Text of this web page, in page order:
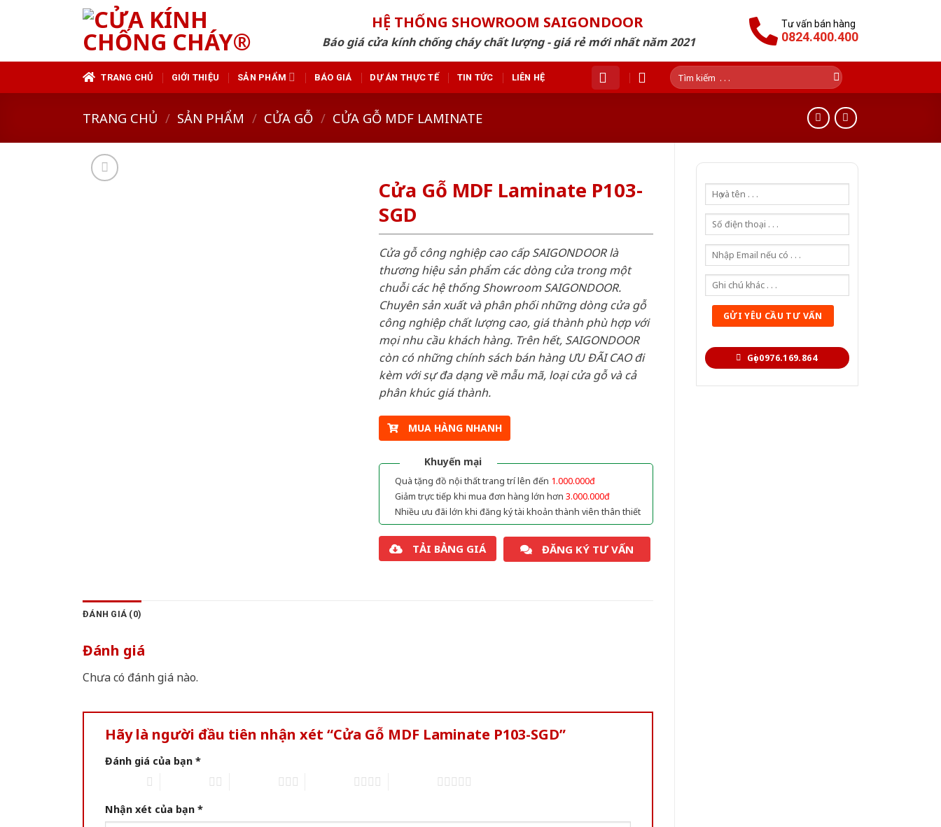
HỆ THỐNG SHOWROOM SAIGONDOOR
Báo giá cửa kính chống cháy chất lượng - giá rẻ mới nhất năm 2021
Tư vấn bán hàng
0824.400.400
TRANG CHỦ GIỚI THIỆU SẢN PHẨM BÁO GIÁ DỰ ÁN THỰC TẾ TIN TỨC LIÊN HỆ
Tìm
kiếm:
TRANG CHỦ / SẢN PHẨM / CỬA GỖ / CỬA GỖ MDF LAMINATE
Gọi 0976.169.864
Cửa Gỗ MDF Laminate P103-
SGD
Cửa gỗ công nghiệp cao cấp SAIGONDOOR là
thương hiệu sản phẩm các dòng cửa trong một
chuỗi các hệ thống Showroom SAIGONDOOR.
Chuyên sản xuất và phân phối những dòng cửa gỗ
công nghiệp chất lượng cao, giá thành phù hợp với
mọi nhu cầu khách hàng. Trên hết, SAIGONDOOR
còn có những chính sách bán hàng ƯU ĐÃI CAO đi
kèm với sự đa dạng về mẫu mã, loại cửa gỗ và cả
phân khúc giá thành.
MUA HÀNG NHANH
Khuyến mại
Quà tặng đồ nội thất trang trí lên đến 1.000.000đ
Giảm trực tiếp khi mua đơn hàng lớn hơn 3.000.000đ
Nhiều ưu đãi lớn khi đăng ký tài khoản thành viên thân thiết
TẢI BẢNG GIÁ ĐĂNG KÝ TƯ VẤN
ĐÁNH GIÁ (0)
Đánh giá
Chưa có đánh giá nào.
Hãy là người đầu tiên nhận xét “Cửa Gỗ MDF Laminate P103-SGD”
Đánh giá của bạn *
Nhận xét của bạn *